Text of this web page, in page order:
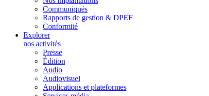
Communiqués
Rapports de gestion & DPEF
Conformité
Explorer
nos activités
Presse
Édition
Audio
Audiovisuel
Applications et plateformes